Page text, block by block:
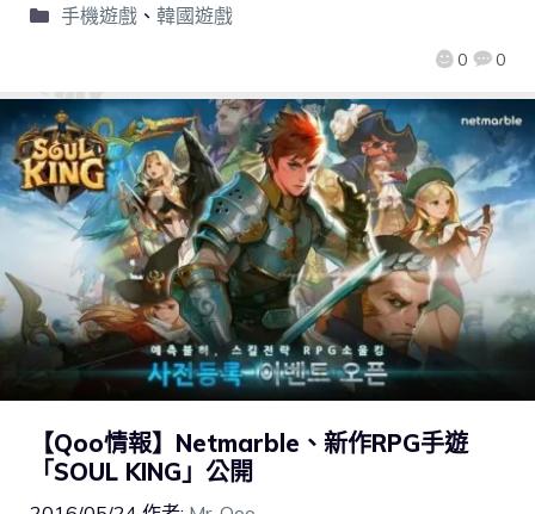
0 0
手機遊戲、 韓國遊戲
【Qoo情報】Netmarble、新作RPG手遊
「SOUL KING」公開